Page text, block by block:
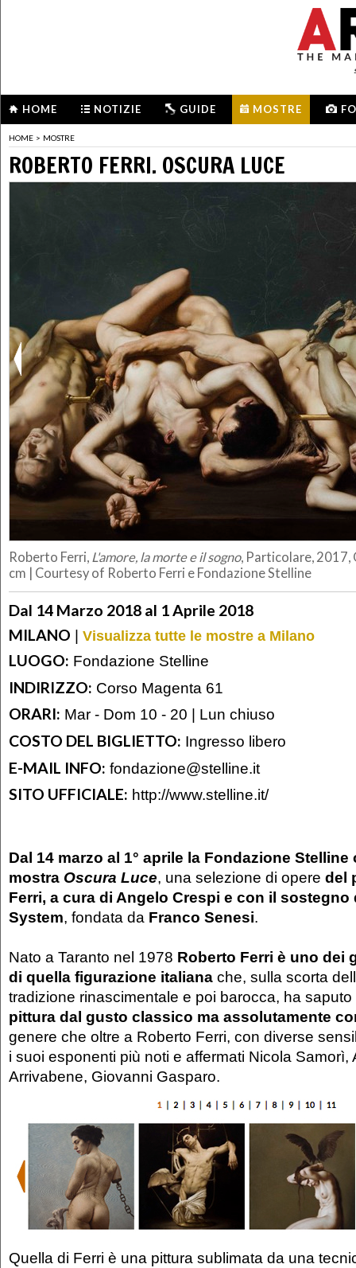
HOME NOTIZIE GUIDE MOSTRE
HOME > MOSTRE
ROBERTO FERRI. OSCURA LUCE
Roberto Ferri, L'amore, la morte e il sogno, Particolare, 2017,
cm | Courtesy of Roberto Ferri e Fondazione Stelline
Dal 14 Marzo 2018 al 1 Aprile 2018
MILANO | Visualizza tutte le mostre a Milano
LUOGO: Fondazione Stelline
INDIRIZZO: Corso Magenta 61
ORARI: Mar - Dom 10 - 20 | Lun chiuso
COSTO DEL BIGLIETTO: Ingresso libero
E-MAIL INFO: fondazione@stelline.it
SITO UFFICIALE: http://www.stelline.it/
Dal 14 marzo al 1° aprile la Fondazione Stelline
mostra Oscura Luce, una selezione di opere del
Ferri, a cura di Angelo Crespi e con il sostegno
System, fondata da Franco Senesi.
Nato a Taranto nel 1978 Roberto Ferri è uno dei
di quella figurazione italiana che, sulla scorta
tradizione rinascimentale e poi barocca, ha
pittura dal gusto classico ma assolutamente
genere che oltre a Roberto Ferri, con diverse
i suoi esponenti più noti e affermati Nicola Samorì,
Arrivabene, Giovanni Gasparo.
Quella di Ferri è una pittura sublimata da una